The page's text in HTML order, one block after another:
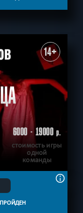
14+
6000 - 19000р.
стоимость игры
одной
команды